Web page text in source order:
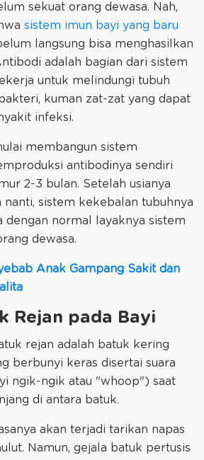
sekuat orang dewasa. Nah,
sistem imun bayi yang baru
langsung bisa menghasilkan
adalah bagian dari sistem
untuk melindungi tubuh
kuman zat-zat yang dapat
infeksi.
membangun sistem
antibodinya sendiri
2-3 bulan. Setelah usianya
nanti, sistem kekebalan tubuhnya
dengan normal layaknya sistem
dewasa.
Anak Gampang Sakit dan
Rejan pada Bayi
rejan adalah batuk kering
berbunyi keras disertai suara
ngik-ngik atau "whoop") saat
di antara batuk.
akan terjadi tarikan napas
Namun, gejala batuk pertusis